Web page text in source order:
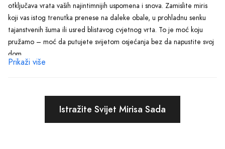
otključava vrata vaših najintimnijih uspomena i snova. Zamislite miris
koji vas istog trenutka prenese na daleke obale, u prohladnu senku
tajanstvenih šuma ili usred blistavog cvjetnog vrta. To je moć koju
pružamo – moć da putujete svijetom osjećanja bez da napustite svoj
dom.
Bilo da tražite savršen poklon za dragu osobu ili način da počastite
sebe, Parfimerija Trnovo nudi nešto što će zadovoljiti svačiji ukus.
Prikaži više
Istražite Svijet Mirisa Sada